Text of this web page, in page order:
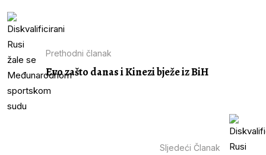
Prethodni članak
Evo zašto danas i Kinezi bježe iz BiH
Sljedeći Članak